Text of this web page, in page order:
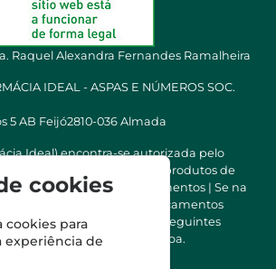
Raquel Alexandra Fernandes Ramalheira
IDEAL - ASPAS E NÚMEROS SOC.
5 AB Feijó2810-036 Almada
Ideal) encontra-se autorizada pelo
de medicamentos e produtos de
da internet. Medicamentos | Se na
MNSRM, MSRMV ou Medicamentos
podem ser entregues nos seguintes
Sesimbra, Oeiras e Lisboa.
cookies
cookies para
experiência de